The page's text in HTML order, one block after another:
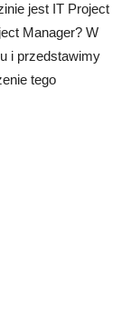
jest IT Project
Manager? W
i przedstawimy
tego